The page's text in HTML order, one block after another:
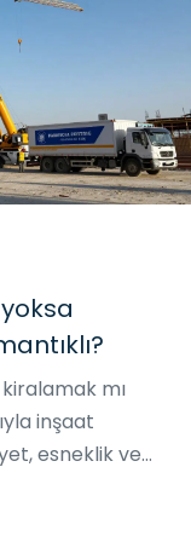
mı
inşaat
esneklik ve